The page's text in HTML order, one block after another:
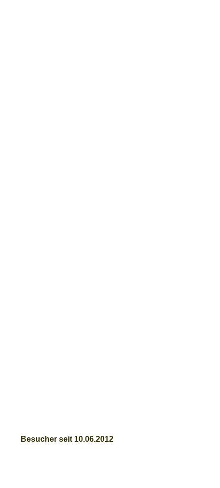
Besucher seit 10.06.2012